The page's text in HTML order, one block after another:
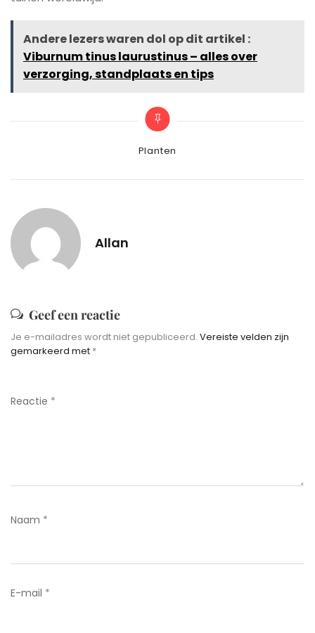
Andere lezers waren dol op dit artikel :
Viburnum tinus laurustinus – alles over
verzorging, standplaats en tips
Categories
Planten
Allan
Geef een reactie
Je e-mailadres wordt niet gepubliceerd. Vereiste velden zijn
gemarkeerd met *
Reactie *
Naam *
E-mail *